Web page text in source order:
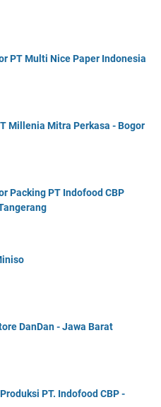
PT Multi Nice Paper Indonesia
Millenia Mitra Perkasa - Bogor
Packing PT Indofood CBP
DanDan - Jawa Barat
PT. Indofood CBP -